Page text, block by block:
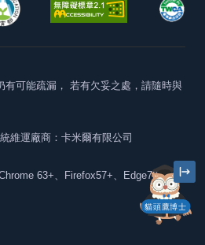
貓頭鷹博士
有可能疏漏， 若有欠妥之處，請隨時與
統維運廠商：卡米爾有限公司
63+、Firefox57+、Edge79+及